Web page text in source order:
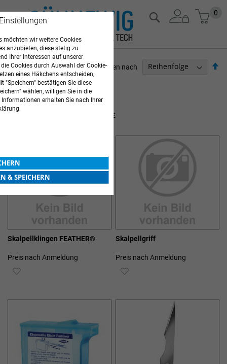
Zum
Inhalt
0
Suche
5Elemente
Sortieren nach
SKALPELLKLINGEN UND -GRIFFE
Skalpellklingen FEATHER®
Preis nach Anmeldung
ZUR
Skalpellgriff
Preis nach Anmeldung
ZUR
HINZUFÜGEN
ARZTBEDARF
möchten wir weitere Cookies
anzubieten, diese stetig zu
Ihrer Interessen auf unserer
Cookies durch Auswahl der Cookie-
eines Häkchens entscheiden,
"Speichern" bestätigen Sie diese
wählen, willigen Sie in die
erhalten Sie nach Ihrer
& SPEICHERN